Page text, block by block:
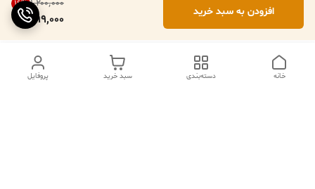
۱٬۲۰۰٬۰۰۰ 16%
999,000
افزودن به سبد خرید
پروفایل سبد خرید دسته‌بندی خانه